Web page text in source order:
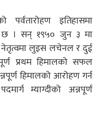
इतिहासमा
छ । सन् १९५० जुन ३ मा
नेतृत्वमा लुइस लचेनल र दुई
प्रथम हिमालको सफल
हिमालको आरोहण गर्न
म्याग्दीको अन्नपूर्ण